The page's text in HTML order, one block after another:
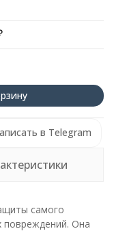
в Telegram
самого
повреждений. Она